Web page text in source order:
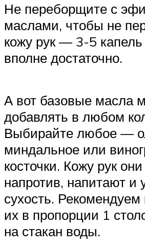
Не переборщите с
маслами, чтобы не
кожу рук — 3-5 капель
вполне достаточно.
А вот базовые масла
добавлять в любом
Выбирайте любое —
миндальное или
косточки. Кожу рук
напротив, напитают и
сухость.
их в пропорции 1
на стакан воды.